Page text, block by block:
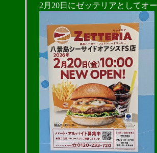
2月20日にゼッテリアとしてオ